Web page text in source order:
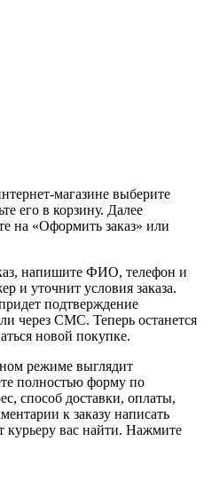
магазине выберите
его в корзину. Далее
на «Оформить заказ» или
напишите ФИО, телефон и
и уточнит условия заказа.
подтверждение
через СМС. Теперь останется
новой покупке.
режиме выглядит
полностью форму по
способ доставки, оплаты,
к заказу написать
вас найти. Нажмите